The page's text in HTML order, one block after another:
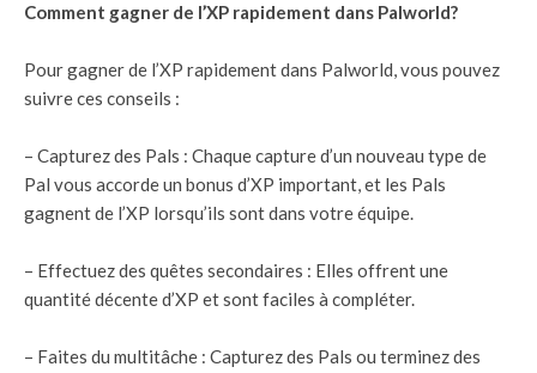
Comment gagner de l’XP rapidement dans Palworld?
Pour gagner de l’XP rapidement dans Palworld, vous pouvez
suivre ces conseils :
– Capturez des Pals : Chaque capture d’un nouveau type de
Pal vous accorde un bonus d’XP important, et les Pals
gagnent de l’XP lorsqu’ils sont dans votre équipe.
– Effectuez des quêtes secondaires : Elles offrent une
quantité décente d’XP et sont faciles à compléter.
– Faites du multitâche : Capturez des Pals ou terminez des